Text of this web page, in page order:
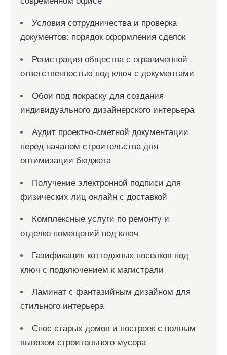
Условия сотрудничества и проверка
документов: порядок оформления сделок
Регистрация общества с ограниченной
ответственностью под ключ с документами
Обои под покраску для создания
индивидуального дизайнерского интерьера
Аудит проектно-сметной документации
перед началом строительства для
оптимизации бюджета
Получение электронной подписи для
физических лиц онлайн с доставкой
Комплексные услуги по ремонту и
отделке помещений под ключ
Газификация коттеджных поселков под
ключ с подключением к магистрали
Ламинат с фантазийным дизайном для
стильного интерьера
Снос старых домов и построек с полным
вывозом строительного мусора